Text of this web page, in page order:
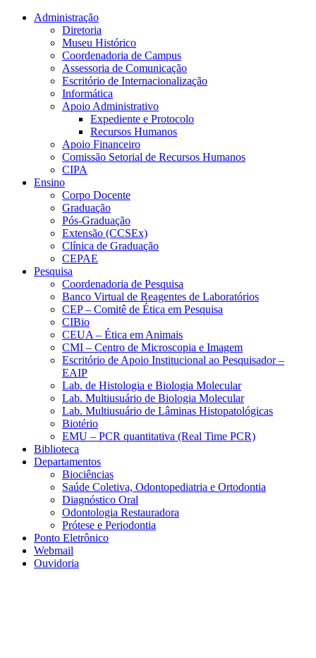
Conteúdo principal Menu principal
Administração
Diretoria
Museu Histórico
Coordenadoria de Campus
Assessoria de Comunicação
Escritório de Internacionalização
Informática
Apoio Administrativo
Expediente e Protocolo
Recursos Humanos
Apoio Financeiro
Comissão Setorial de Recursos Humanos
CIPA
Ensino
Corpo Docente
Graduação
Pós-Graduação
Extensão (CCSEx)
Clínica de Graduação
CEPAE
Pesquisa
Coordenadoria de Pesquisa
Banco Virtual de Reagentes de Laboratórios
CEP – Comitê de Ética em Pesquisa
CIBio
CEUA – Ética em Animais
CMI – Centro de Microscopia e Imagem
Escritório de Apoio Institucional ao Pesquisador –
EAIP
Lab. de Histologia e Biologia Molecular
Lab. Multiusuário de Biologia Molecular
Lab. Multiusuário de Lâminas Histopatológicas
Biotério
EMU – PCR quantitativa (Real Time PCR)
Biblioteca
Departamentos
Biociências
Saúde Coletiva, Odontopediatria e Ortodontia
Diagnóstico Oral
Odontologia Restauradora
Prótese e Periodontia
Ponto Eletrônico
Webmail
Ouvidoria